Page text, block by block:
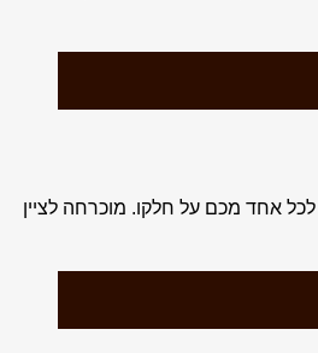
אחד מכם על חלקו. מוכרחה לציין